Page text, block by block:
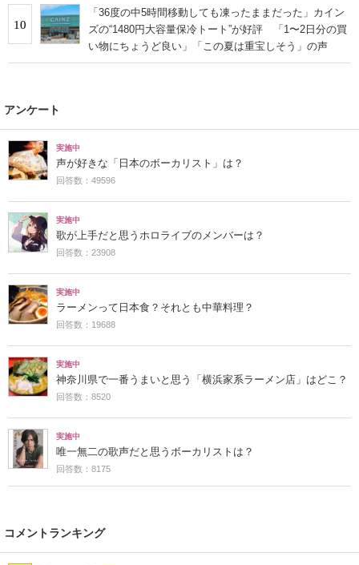
10
「36度の中5時間移動しても凍ったままだった」カイン
ズの“1480円大容量保冷トート”が好評 「1〜2日分の買
い物にちょうど良い」「この夏は重宝しそう」の声
アンケート
実施中
声が好きな「日本のボーカリスト」は？
回答数：49596
実施中
歌が上手だと思うホロライブのメンバーは？
回答数：23908
実施中
ラーメンって日本食？それとも中華料理？
回答数：19688
実施中
神奈川県で一番うまいと思う「横浜家系ラーメン店」はどこ？
回答数：8520
実施中
唯一無二の歌声だと思うボーカリストは？
回答数：8175
コメントランキング